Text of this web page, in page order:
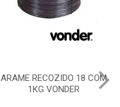
ARAME RECOZIDO 18 COM
1KG VONDER